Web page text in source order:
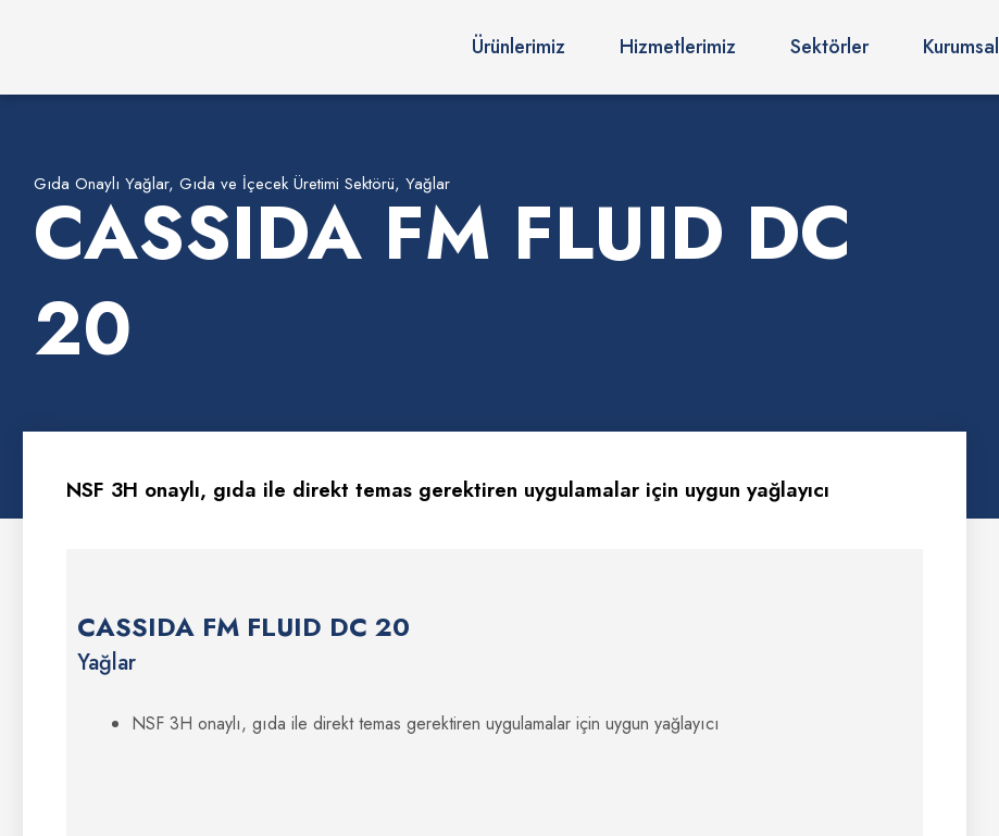
Ürünlerimiz Hizmetlerimiz Sektörler Kurumsal
Gıda Onaylı Yağlar, Gıda ve İçecek Üretimi Sektörü, Yağlar
CASSIDA FM FLUID DC
20
NSF 3H onaylı, gıda ile direkt temas gerektiren uygulamalar için uygun yağlayıcı
CASSIDA FM FLUID DC 20
Yağlar
NSF 3H onaylı, gıda ile direkt temas gerektiren uygulamalar için uygun yağlayıcı